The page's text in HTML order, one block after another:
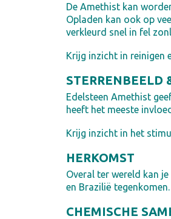
De Amethist kan
Opladen kan ook op
verkleurd snel in fel
Krijg inzicht in reinigen
STERRENBEELD
Edelsteen Amethist
heeft het meeste
Krijg inzicht in het
HERKOMST
Overal ter wereld kan
en Brazilië tegenkomen.
CHEMISCHE